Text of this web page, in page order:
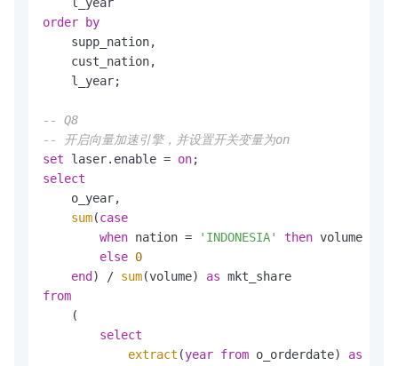
order
by
    supp_nation,
    cust_nation,
    l_year;
-- Q8
-- 开启向量加速引擎，并设置开关变量为on
set laser.enable = on
select
    o_year,
sum(case
when nation = 'INDONESIA' then volume
else 0
end ) / sum(volume) as
from
    (
select
extract (year from o_orderdate) as